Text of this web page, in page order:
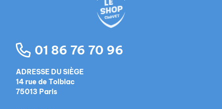
01 86 76 70 96
ADRESSE DU SIÈGE
14 rue de Tolbiac
75013 Paris